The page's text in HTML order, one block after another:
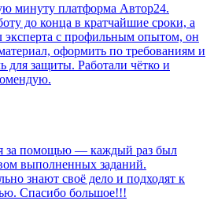
минуту платформа Автор24.
до конца в кратчайшие сроки, а
с профильным опытом, он
оформить по требованиям и
для защиты. Работали чётко и
за помощью — каждый раз был
выполненных заданий.
знают своё дело и подходят к
Спасибо большое!!!